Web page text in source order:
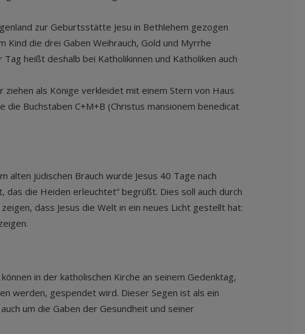
zur Geburtsstätte Jesu in Bethlehem gezogen
Kind die drei Gaben Weihrauch, Gold und Myrrhe
heißt deshalb bei Katholikinnen und Katholiken auch
als Könige verkleidet mit einem Stern von Haus
Buchstaben C+M+B (Christus mansionem benedicat
alten jüdischen Brauch wurde Jesus 40 Tage nach
die Heiden erleuchtet“ begrüßt. Dies soll auch durch
dass Jesus die Welt in ein neues Licht gestellt hat:
in der katholischen Kirche an seinem Gedenktag,
werden, gespendet wird. Dieser Segen ist als ein
um die Gaben der Gesundheit und seiner